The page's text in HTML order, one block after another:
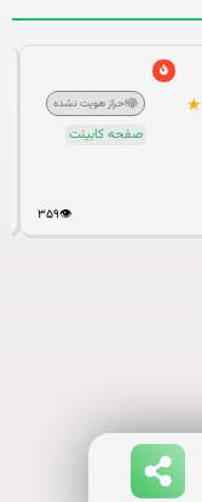
احراز هویت نشده
صفحه کابینت
۳۵۹